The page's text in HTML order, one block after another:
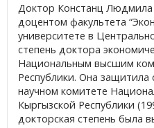
Доктор Констанц Людмила
доцентом факультета
университете в
степень доктора
Национальным высшим
Республики. Она
научном комитете
Кыргызской Республики
докторская степень была